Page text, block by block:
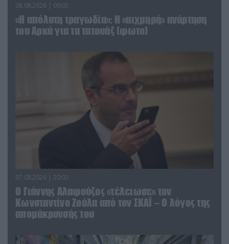
08.08.2026 | 09:02
«Η απόλυτη τραγωδία»: Η «αιχμηρή» ανάρτηση
του Αρκά για τα τατουάζ (φωτο)
07.08.2026 | 20:02
Ο Γιάννης Αλαφούζος «τέλειωσε» τον
Κωνσταντίνο Ζούλα από τον ΣΚΑΪ – Ο λόγος της
απομάκρυνσής του